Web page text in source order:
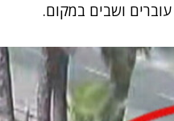
ושבים במקום.